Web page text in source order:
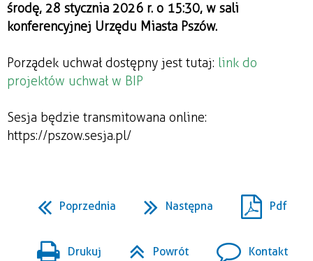
środę, 28 stycznia 2026 r. o 15:30, w sali
konferencyjnej Urzędu Miasta Pszów.
Porządek uchwał dostępny jest tutaj: link do
projektów uchwał w BIP
Sesja będzie transmitowana online:
https://pszow.sesja.pl/
Poprzednia Następna Pdf
Drukuj Powrót Kontakt